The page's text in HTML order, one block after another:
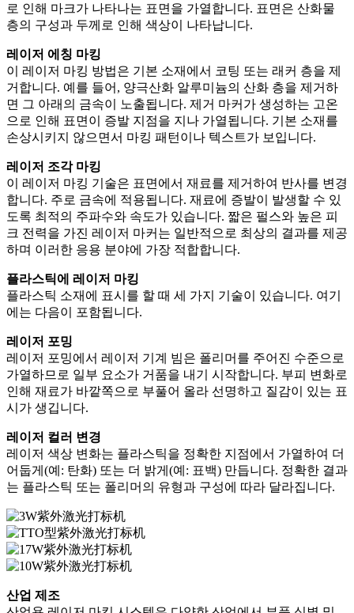
로 인해 마크가 나타나는 표면을 가열합니다. 표면은 산화물
층의 구성과 두께로 인해 색상이 나타납니다.
레이저 에칭 마킹
이 레이저 마킹 방법은 기본 소재에서 코팅 또는 래커 층을 제
거합니다. 예를 들어, 양극산화 알루미늄의 산화 층을 제거하
면 그 아래의 금속이 노출됩니다. 제거 마커가 생성하는 고온
으로 인해 표면이 증발 지점을 지나 가열됩니다. 기본 소재를
손상시키지 않으면서 마킹 패턴이나 텍스트가 보입니다.
레이저 조각 마킹
이 레이저 마킹 기술은 표면에서 재료를 제거하여 반사를 변경
합니다. 주로 금속에 적용됩니다. 재료에 증발이 발생할 수 있
도록 최적의 주파수와 속도가 있습니다. 짧은 펄스와 높은 피
크 전력을 가진 레이저 마커는 일반적으로 최상의 결과를 제공
하며 이러한 응용 분야에 가장 적합합니다.
플라스틱에 레이저 마킹
플라스틱 소재에 표시를 할 때 세 가지 기술이 있습니다. 여기
에는 다음이 포함됩니다.
레이저 포밍
레이저 포밍에서 레이저 기계 빔은 폴리머를 주어진 수준으로
가열하므로 일부 요소가 거품을 내기 시작합니다. 부피 변화로
인해 재료가 바깥쪽으로 부풀어 올라 선명하고 질감이 있는 표
시가 생깁니다.
레이저 컬러 변경
레이저 색상 변화는 플라스틱을 정확한 지점에서 가열하여 더
어둡게(예: 탄화) 또는 더 밝게(예: 표백) 만듭니다. 정확한 결과
는 플라스틱 또는 폴리머의 유형과 구성에 따라 달라집니다.
산업 제조